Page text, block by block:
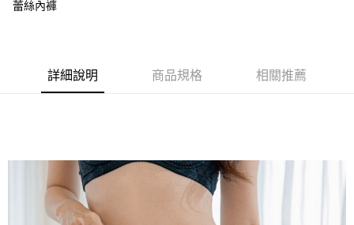
悠遊付
貨到付款
付款後全家取貨
每筆NT$70，滿NT$799(含以上)免運費
蕾絲內褲
詳細說明 商品規格 相關推薦